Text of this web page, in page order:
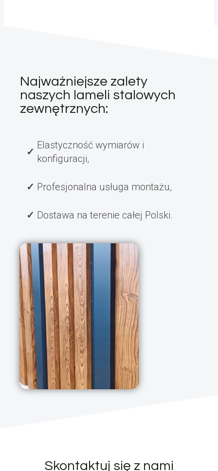
Najważniejsze zalety
naszych lameli stalowych
zewnętrznych:
Elastyczność wymiarów i
konfiguracji,
Profesjonalna usługa montażu,
Dostawa na terenie całej Polski.
Skontaktuj się z nami